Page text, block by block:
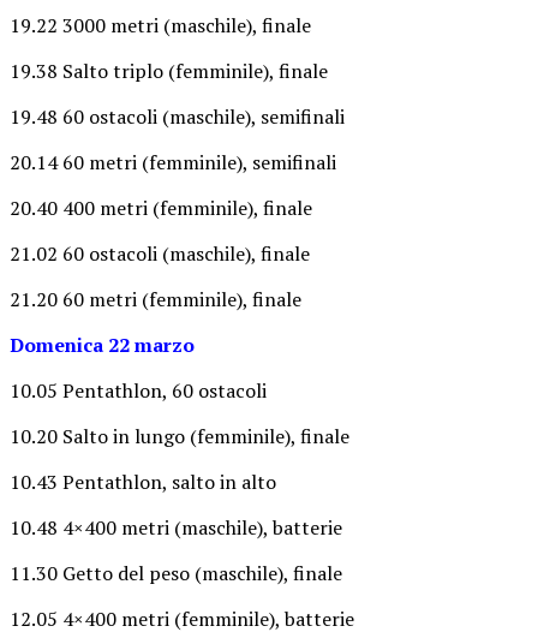
19.22 3000 metri (maschile), finale
19.38 Salto triplo (femminile), finale
19.48 60 ostacoli (maschile), semifinali
20.14 60 metri (femminile), semifinali
20.40 400 metri (femminile), finale
21.02 60 ostacoli (maschile), finale
21.20 60 metri (femminile), finale
Domenica 22 marzo
10.05 Pentathlon, 60 ostacoli
10.20 Salto in lungo (femminile), finale
10.43 Pentathlon, salto in alto
10.48 4×400 metri (maschile), batterie
11.30 Getto del peso (maschile), finale
12.05 4×400 metri (femminile), batterie